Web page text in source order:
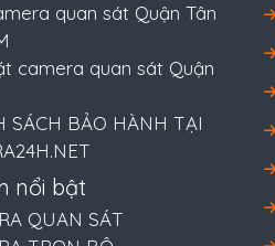
quan sát Quận Tân
camera quan sát Quận
SÁCH BẢO HÀNH TẠI
nổi bật
QUAN SÁT